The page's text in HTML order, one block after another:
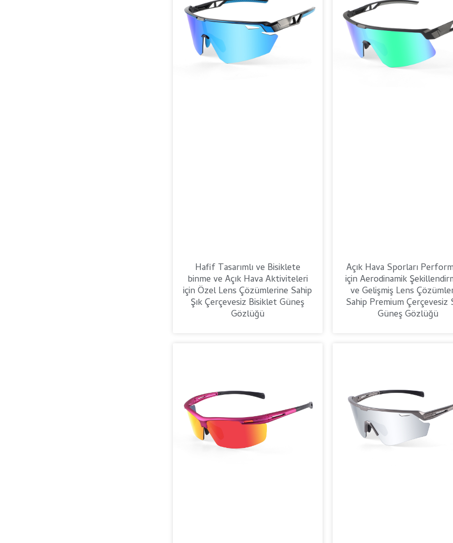
Hafif Tasarımlı ve Bisiklete
binme ve Açık Hava Aktiviteleri
için Özel Lens Çözümlerine Sahip
Şık Çerçevesiz Bisiklet Güneş
Gözlüğü
Açık Hava Sporları
için Aerodinamik
ve Gelişmiş Lens
Sahip Premium Çerçevesiz
Güneş Gözlüğü